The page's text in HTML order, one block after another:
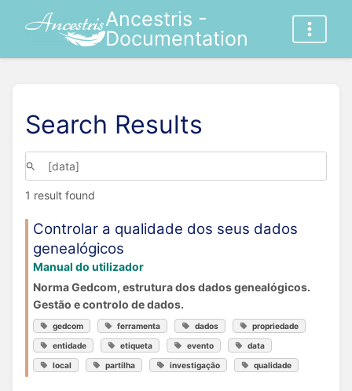
Ancestris -
Documentation
Search Results
1 result found
Controlar a qualidade dos seus dados
genealógicos
Manual do utilizador
Norma Gedcom, estrutura dos dados genealógicos.
Gestão e controlo de dados.
gedcom ferramenta dados propriedade
entidade etiqueta evento data
local partilha investigação qualidade